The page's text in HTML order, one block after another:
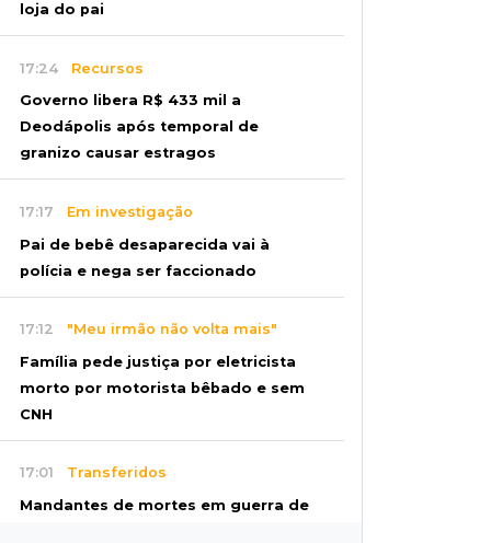
loja do pai
17:24 Recursos
Governo libera R$ 433 mil a
Deodápolis após temporal de
granizo causar estragos
17:17 Em investigação
Pai de bebê desaparecida vai à
polícia e nega ser faccionado
17:12 "Meu irmão não volta mais"
Família pede justiça por eletricista
morto por motorista bêbado e sem
CNH
17:01 Transferidos
Mandantes de mortes em guerra de